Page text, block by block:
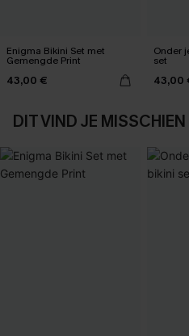
Enigma Bikini Set met
Gemengde Print
43,00 €
Onder
set
43,00
DIT VIND JE